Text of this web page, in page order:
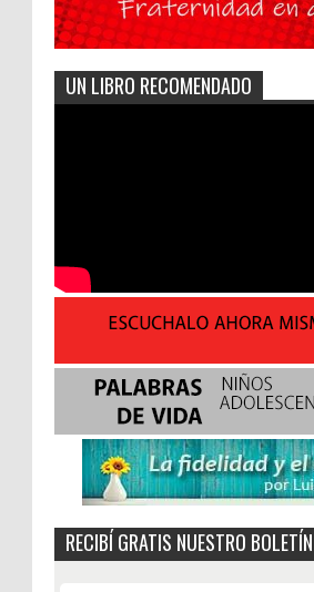
UN LIBRO RECOMENDADO
RECIBÍ GRATIS NUESTRO BOLETÍN